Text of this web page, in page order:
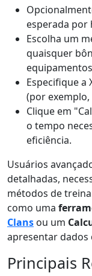
esperada por
Escolha um
quaisquer
Especifique a
(por exemplo,
Clique em
o tempo
eficiência.
Usuários
detalhadas,
métodos de
como uma
Clans ou um
apresentar dados
Principais